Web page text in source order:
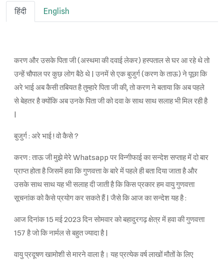
हिंदी English
करण और उसके पिता जी (अस्थमा की दवाई लेकर) हस्पताल से घर आ रहे थे तो
उन्हें चौपाल पर कुछ लोग बैठे थे | उनमें से एक बुजुर्ग (करण के ताऊ) ने पूछा कि
अरे भाई अब कैसी तबियत है तुम्हारे पिता जी की, तो करण ने बताया कि अब पहले
से बेहतर है क्योंकि अब उनके पिता जी को दवा के साथ साथ सलाह भी मिल रही है
|
बुजुर्ग : अरे भाई ! वो कैसे ?
करण : ताऊ जी मुझे मेरे Whatsapp पर विन्गीफाई का सन्देश सप्ताह में दो बार
प्राप्त होता है जिसमें हवा कि गुणवत्ता के बारे में पहले ही बता दिया जाता है और
उसके साथ साथ यह भी सलाह दी जाती है कि किस प्रकार हम वायु गुणवत्ता
सूचनांक को कैसे प्रयोग कर सकते हैं | जैसे कि आज का सन्देश यह है :
आज दिनांक 15 मई 2023 दिन सोमवार को बहादुरगढ़ क्षेत्र में हवा की गुणवत्ता
157 है जो कि नार्मल से बहुत ज्यादा है |
वायु प्रदूषण खामोशी से मारने वाला है। यह प्रत्येक वर्ष लाखों मौतों के लिए